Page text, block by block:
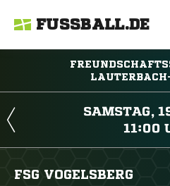
FUSSBALL.DE


FSG VOGELSBERG